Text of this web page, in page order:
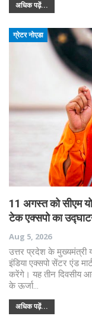
अधिक पढ़ें...
ग्रेटर नोएडा
11 अगस्त को सीएम
टेक एक्सपो का
Aug 5, 2026
उत्तर प्रदेश के मुख्यमंत्री
इंडिया एक्सपो सेंटर एंड
करेंगे। यह तीन दिवसीय
के ऊर्जा…
अधिक पढ़ें...